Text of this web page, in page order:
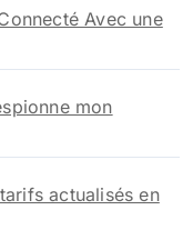
Avec une
mon
actualisés en